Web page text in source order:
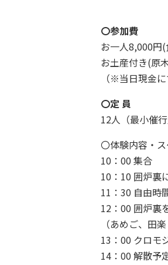
〇参加費
お一人8,000円
お土産付き(原
（※当日現金に
〇定 員
12人（最小催行
〇体験内容・
10：00 集合
10：10 囲炉裏
11：30 自由時
12：00 囲炉裏
（あめご、田
13：00 クロモ
14：00 解散予